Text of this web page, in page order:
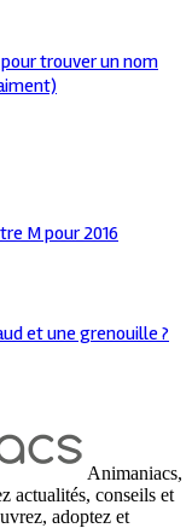
trouver un nom
M pour 2016
et une grenouille ?
Animaniacs,
actualités, conseils et
adoptez et